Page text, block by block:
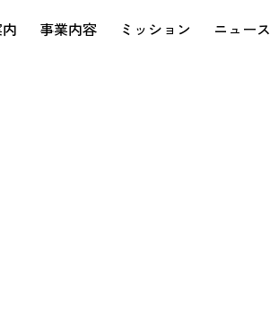
事業内容 ミッション ニュース